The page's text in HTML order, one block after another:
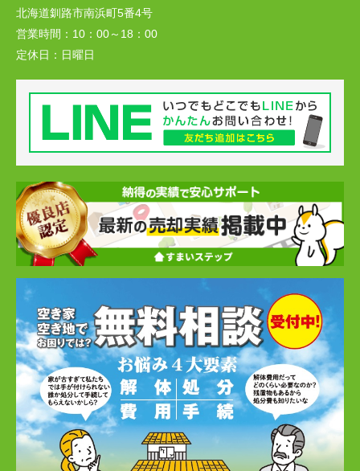
北海道釧路市南浜町5番4号
営業時間： 10：00～18：00
定休日： 日曜日